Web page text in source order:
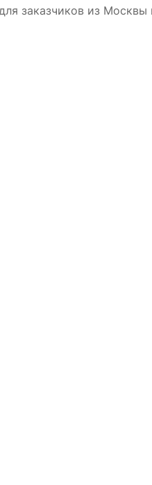
заказчиков из